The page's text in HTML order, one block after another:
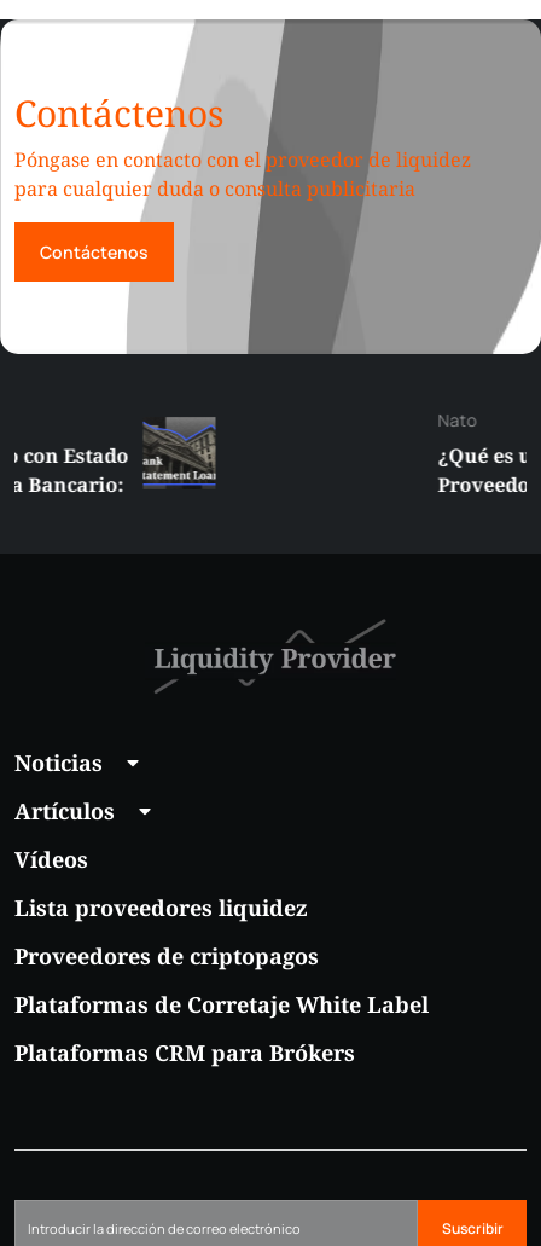
Contáctenos
Póngase en contacto con el proveedor de liquidez
para cualquier duda o consulta publicitaria
Contáctenos
¿Qué es un
Proveedor de
Noticias
Artículos
Vídeos
Lista proveedores liquidez
Proveedores de criptopagos
Plataformas de Corretaje White Label
Plataformas CRM para Brókers
Suscribir